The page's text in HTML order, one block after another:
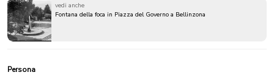
vedi anche
Fontana della foca in Piazza del Governo a Bellinzona
Persona